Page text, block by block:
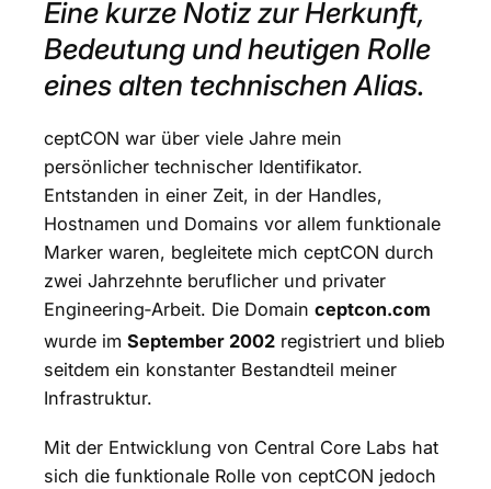
Eine kurze Notiz zur Herkunft,
Bedeutung und heutigen Rolle
eines alten technischen Alias.
ceptCON war über viele Jahre mein
persönlicher technischer Identifikator.
Entstanden in einer Zeit, in der Handles,
Hostnamen und Domains vor allem funktionale
Marker waren, begleitete mich ceptCON durch
zwei Jahrzehnte beruflicher und privater
Engineering‑Arbeit. Die Domain ceptcon.com
wurde im September 2002registriert und blieb
seitdem ein konstanter Bestandteil meiner
Infrastruktur.
Mit der Entwicklung von Central Core Labs hat
sich die funktionale Rolle von ceptCON jedoch